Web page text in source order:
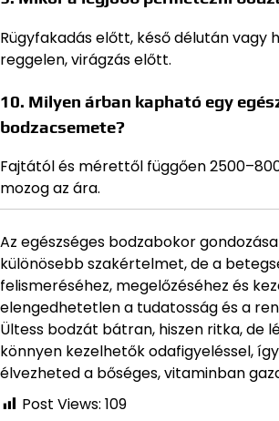
Rügyfakadás előtt, késő délután vagy
reggelen, virágzás előtt.
10. Milyen árban kapható egy
bodzacsemete?
Fajtától és mérettől függően
mozog az ára.
Az egészséges bodzabokor
különösebb szakértelmet, de a
felismeréséhez, megelőzéséhez és
elengedhetetlen a tudatosság és a
Ültess bodzát bátran, hiszen ritka, de
könnyen kezelhetők odafigyeléssel,
élvezheted a bőséges, vitaminban
Post Views: 109